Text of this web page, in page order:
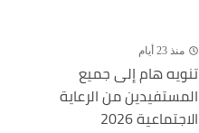
منذ 23 أيام
تنويه هام إلى جميع
المستفيدين من الرعاية
الاجتماعية 2026